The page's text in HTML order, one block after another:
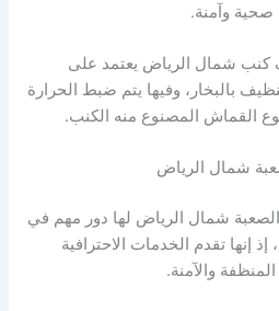
صحية وآمنة.
كنب شمال الرياض يعتمد على
بالبخار، وفيها يتم ضبط الحرارة
القماش المصنوع منه الكنب.
شمال الرياض
شمال الرياض لها دور مهم في
إنها تقدم الخدمات الاحترافية
والآمنة.